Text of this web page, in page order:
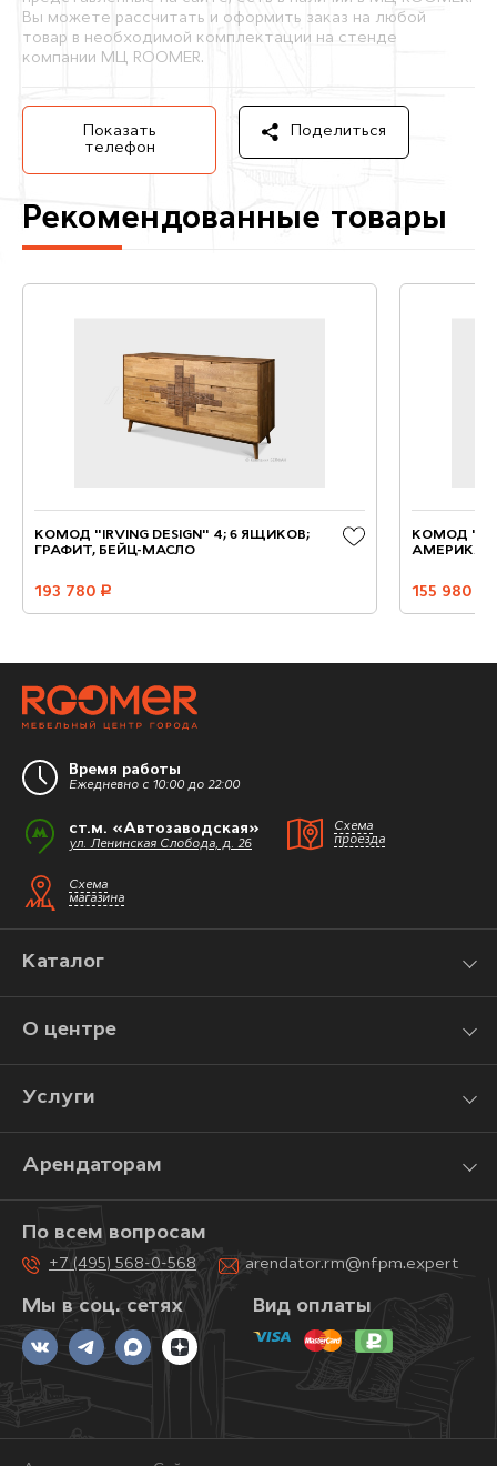
Вы можете рассчитать и оформить заказ на любой
товар в необходимой комплектации на стенде
компании МЦ ROOMER.
Показать
телефон
Поделиться
Рекомендованные товары
КОМОД "IRVING DESIGN" 4; 6 ЯЩИКОВ;
ГРАФИТ, БЕЙЦ-МАСЛО
193 780 руб.
КОМОД
155 980
Время работы
Ежедневно с 10:00 до 22:00
ст.м. «Автозаводская»
ул. Ленинская Слобода, д. 26
Схема
проезда
Схема
магазина
Каталог
О центре
Услуги
Арендаторам
Мы в соц. сетях
По всем вопросам
+7 (495) 568-0-568 arendator.rm@nfpm.expert
Вид оплаты